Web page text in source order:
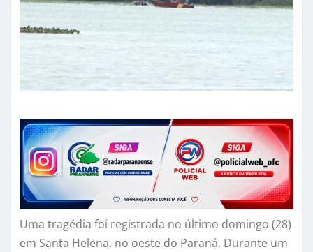
Uma tragédia foi registrada no último domingo (28)
em Santa Helena, no oeste do Paraná. Durante um